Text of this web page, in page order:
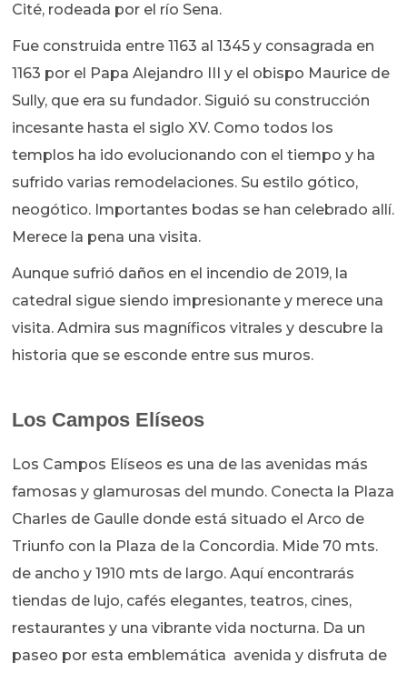
Cité, rodeada por el río Sena.
Fue construida entre 1163 al 1345 y consagrada en
1163 por el Papa Alejandro III y el obispo Maurice de
Sully, que era su fundador. Siguió su construcción
incesante hasta el siglo XV. Como todos los
templos ha ido evolucionando con el tiempo y ha
sufrido varias remodelaciones. Su estilo gótico,
neogótico. Importantes bodas se han celebrado allí.
Merece la pena una visita.
Aunque sufrió daños en el incendio de 2019, la
catedral sigue siendo impresionante y merece una
visita. Admira sus magníficos vitrales y descubre la
historia que se esconde entre sus muros.
Los Campos Elíseos
Los Campos Elíseos es una de las avenidas más
famosas y glamurosas del mundo. Conecta la Plaza
Charles de Gaulle donde está situado el Arco de
Triunfo con la Plaza de la Concordia. Mide 70 mts.
de ancho y 1910 mts de largo. Aquí encontrarás
tiendas de lujo, cafés elegantes, teatros, cines,
restaurantes y una vibrante vida nocturna. Da un
paseo por esta emblemática avenida y disfruta de